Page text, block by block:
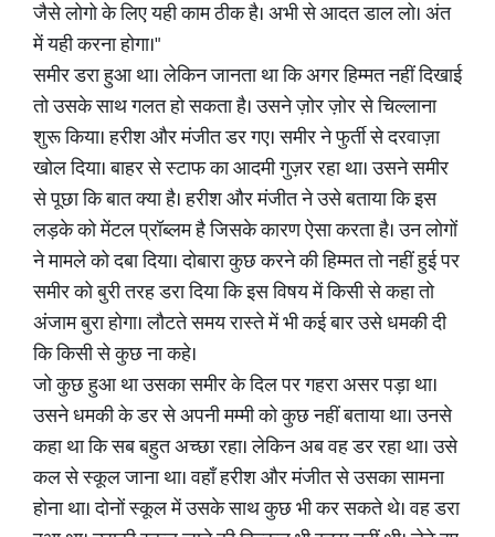
जैसे लोगो के लिए यही काम ठीक है।‌ अभी से आदत डाल लो। अंत
में यही करना होगा।"
समीर डरा हुआ था। लेकिन जानता था कि अगर हिम्मत नहीं दिखाई
तो उसके साथ गलत हो सकता है। उसने ज़ोर ज़ोर से चिल्लाना
शुरू किया। हरीश और मंजीत डर गए। समीर ने फुर्ती से दरवाज़ा
खोल दिया। बाहर से स्टाफ का आदमी गुज़र रहा था। उसने समीर
से पूछा कि बात क्या है। हरीश और मंजीत ने उसे बताया कि इस
लड़के को मेंटल प्रॉब्लम है जिसके कारण ऐसा करता है। उन लोगों
ने मामले को दबा दिया। दोबारा कुछ करने की हिम्मत तो नहीं हुई पर
समीर को बुरी तरह डरा दिया कि इस विषय में किसी से कहा तो
अंजाम बुरा होगा। लौटते समय रास्ते में भी कई बार उसे धमकी दी
कि किसी से कुछ ना कहे।
जो कुछ हुआ था उसका समीर के दिल पर गहरा असर पड़ा था।
उसने धमकी के डर से अपनी मम्मी को कुछ नहीं बताया था। उनसे
कहा था कि सब बहुत अच्छा रहा। लेकिन अब वह डर रहा था। उसे
कल से स्कूल जाना था। वहाँ हरीश और मंजीत से उसका सामना
होना था। दोनों स्कूल में उसके साथ कुछ भी कर सकते थे। वह डरा